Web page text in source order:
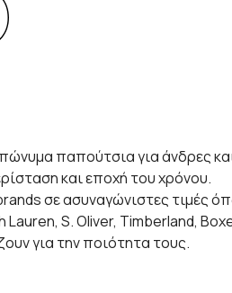
παπούτσια για άνδρες
και εποχή του χρόνου.
σε ασυναγώνιστες τιμές
Lauren, S. Oliver, Timberland,
για την ποιότητα τους.